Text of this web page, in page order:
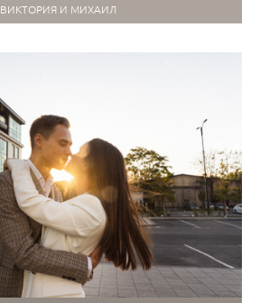
ВИКТОРИЯ И МИХАИЛ